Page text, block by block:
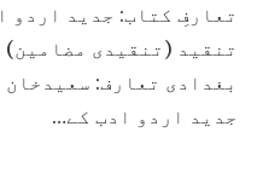
تعارفِ کتاب: جدید اردو
تنقید (تنقیدی مضامین)
بغدادی تعارف:
جدید اردو ادب کے…